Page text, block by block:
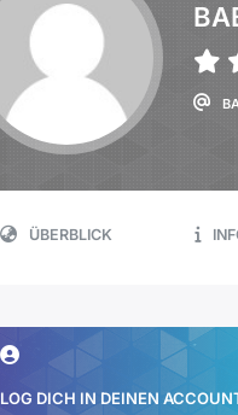
ÜBERBLICK
LOG DICH IN DEINEN